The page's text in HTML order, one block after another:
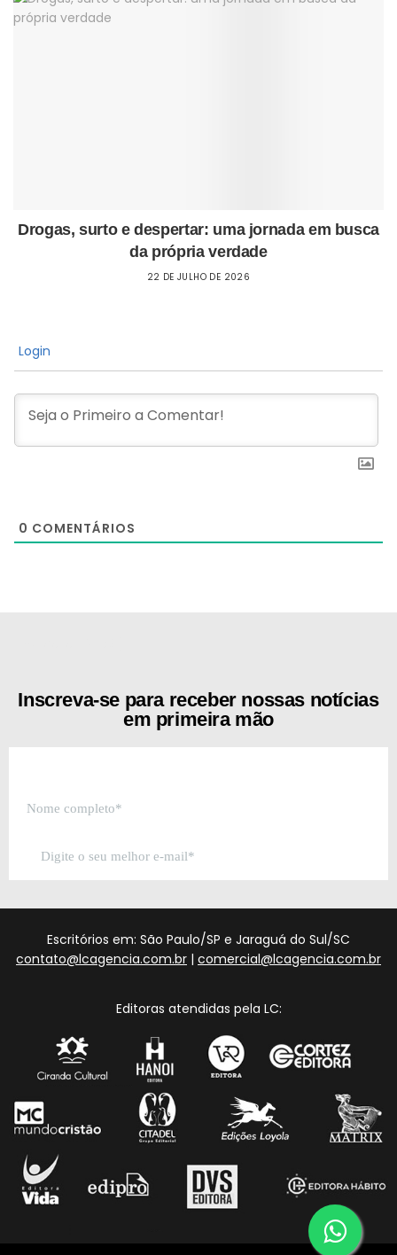
Drogas, surto e despertar: uma jornada em busca
da própria verdade
22 DE JULHO DE 2026
Login
0 COMENTÁRIOS
Inscreva-se para receber nossas notícias
em primeira mão
Escritórios em: São Paulo/SP e Jaraguá do Sul/SC
contato@lcagencia.com.br | comercial@lcagencia.com.br
Editoras atendidas pela LC: